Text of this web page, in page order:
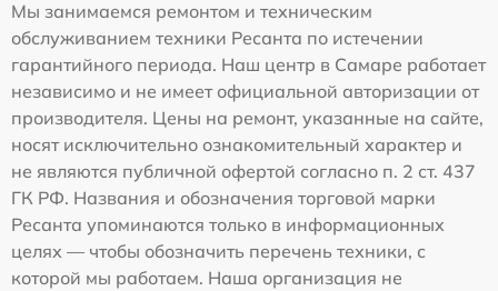
Мы занимаемся ремонтом и техническим
обслуживанием техники Ресанта по истечении
гарантийного периода. Наш центр в Самаре работает
независимо и не имеет официальной авторизации от
производителя. Цены на ремонт, указанные на сайте,
носят исключительно ознакомительный характер и
не являются публичной офертой согласно п. 2 ст. 437
ГК РФ. Названия и обозначения торговой марки
Ресанта упоминаются только в информационных
целях — чтобы обозначить перечень техники, с
которой мы работаем. Наша организация не